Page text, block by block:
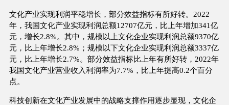
文化产业实现利润平稳增长，部分效益指标有所好转。2022
年，我国文化产业实现利润总额12707亿元，比上年增加341亿
元，增长2.8%。其中，规模以上文化企业实现利润总额9370亿
元，比上年增长2.8%；规模以下文化企业实现利润总额3337亿
元，比上年增长2.7%。部分效益指标比上年有所好转，2022年
我国文化产业营业收入利润率为7.7%，比上年提高0.2个百分
点。
科技创新在文化产业发展中的战略支撑作用逐步显现，文化企